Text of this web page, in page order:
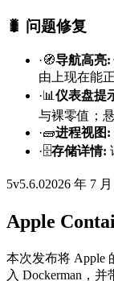
🐛 问题修复
·🧭导航高亮:
由上现在能
·📊 仪表盘提
与裸零值；
·🧱进程视图:
·🗄️存储详情:
5v5.6.02026 年 7 月
Apple
本次发布将 Apple
入 Dockerman，